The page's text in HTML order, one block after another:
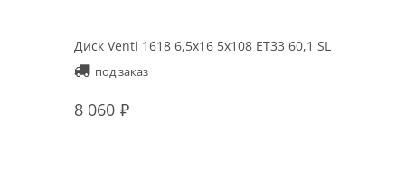
Диск Venti 1618 6,5x16 5x108 ET33 60,1 SL
под заказ
8 060